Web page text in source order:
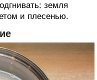
земля
и плесенью.